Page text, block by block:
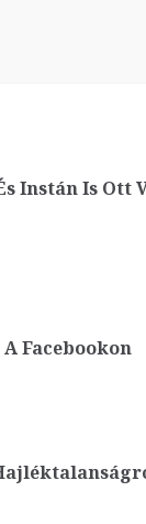
Instán Is Ott
Facebookon